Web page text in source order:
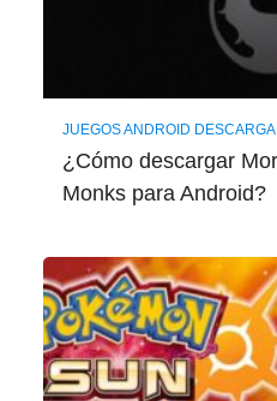
JUEGOS ANDROID
¿Cómo descargar
Monks para Android?